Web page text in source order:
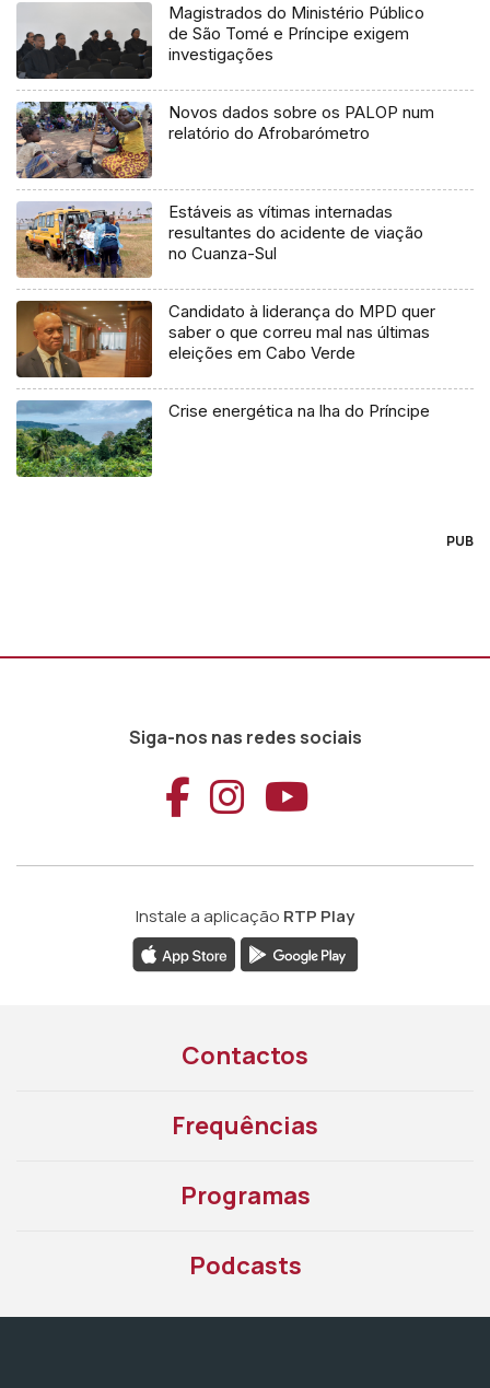
Magistrados do Ministério Público
de São Tomé e Príncipe exigem
investigações
Novos dados sobre os PALOP num
relatório do Afrobarómetro
Estáveis as vítimas internadas
resultantes do acidente de viação
no Cuanza-Sul
Candidato à liderança do MPD quer
saber o que correu mal nas últimas
eleições em Cabo Verde
Crise energética na lha do Príncipe
PUB
Siga-nos nas redes sociais
Aceder ao
Aceder ao
Aceder
Instale a aplicação RTP Play
Contactos
Frequências
Programas
Podcasts